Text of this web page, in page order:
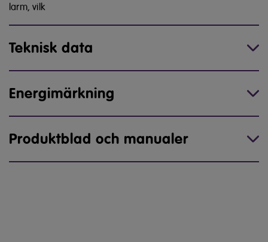
larm, vilk
Teknisk data
Energimärkning
Produktblad och manualer